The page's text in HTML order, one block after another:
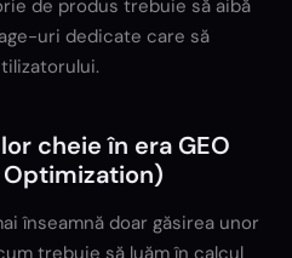
de produs trebuie să aibă
uri dedicate care să
cheie în era GEO
înseamnă doar găsirea unor